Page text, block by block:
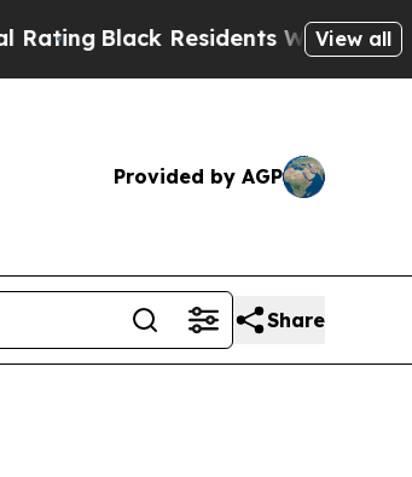
Black Residents Warned of Abusive
View all
Provided by AGP
Share